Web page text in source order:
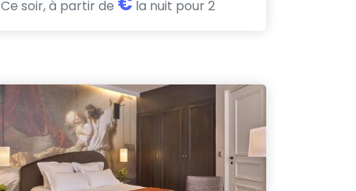
Ce soir, à partir de la nuit pour 2